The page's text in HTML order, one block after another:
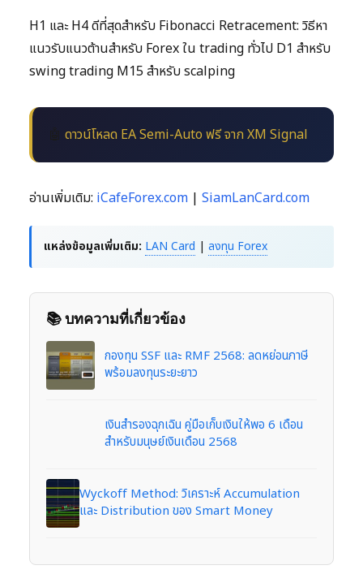
H1 และ H4 ดีที่สุดสำหรับ Fibonacci Retracement: วิธีหา
แนวรับแนวต้านสำหรับ Forex ใน trading ทั่วไป D1 สำหรับ
swing trading M15 สำหรับ scalping
ดาวน์โหลด EA Semi-Auto ฟรี จาก XM Signal
อ่านเพิ่มเติม: iCafeForex.com | SiamLanCard.com
แหล่งข้อมูลเพิ่มเติม: LAN Card | ลงทุน Forex
📚 บทความที่เกี่ยวข้อง
กองทุน SSF และ RMF 2568: ลดหย่อนภาษี
พร้อมลงทุนระยะยาว
เงินสำรองฉุกเฉิน คู่มือเก็บเงินให้พอ 6 เดือน
สำหรับมนุษย์เงินเดือน 2568
Wyckoff Method: วิเคราะห์ Accumulation
และ Distribution ของ Smart Money